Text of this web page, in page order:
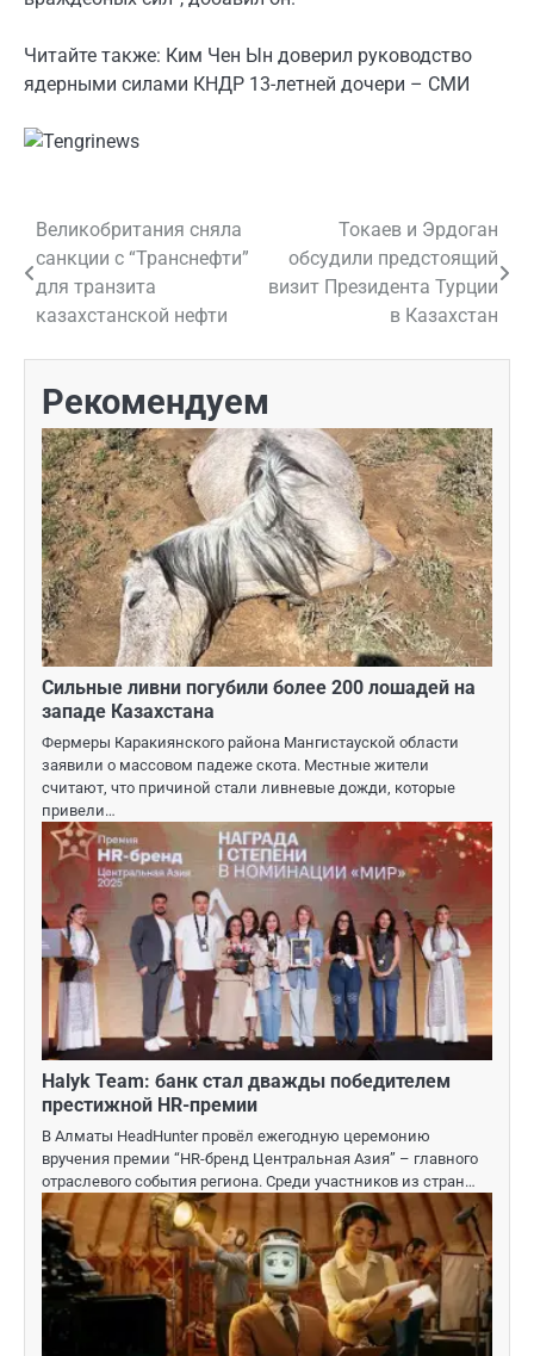
Читайте также: Ким Чен Ын доверил руководство
ядерными силами КНДР 13-летней дочери – СМИ
Навигация
по
записям
Великобритания сняла
санкции с “Транснефти”
для транзита
казахстанской нефти
Токаев и Эрдоган
обсудили предстоящий
визит Президента Турции
в Казахстан
Рекомендуем
Сильные ливни погубили более 200 лошадей на
западе Казахстана
Фермеры Каракиянского района Мангистауской области
заявили о массовом падеже скота. Местные жители
считают, что причиной стали ливневые дожди, которые
привели…
Halyk Team: банк стал дважды победителем
престижной HR-премии
В Алматы HeadHunter провёл ежегодную церемонию
вручения премии “HR-бренд Центральная Азия” – главного
отраслевого события региона. Среди участников из стран…